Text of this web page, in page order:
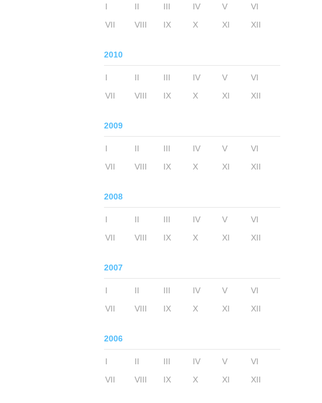
I II III IV V
VI
VII
VIII IX X XI XII
2010
I II III IV V
VI
VII
VIII IX X XI XII
2009
I II III IV V
VI
VII
VIII IX X XI XII
2008
I II III IV V
VI
VII
VIII IX X XI XII
2007
I II III IV V
VI
VII
VIII IX X XI XII
2006
I II III IV V
VI
VII
VIII IX X XI XII